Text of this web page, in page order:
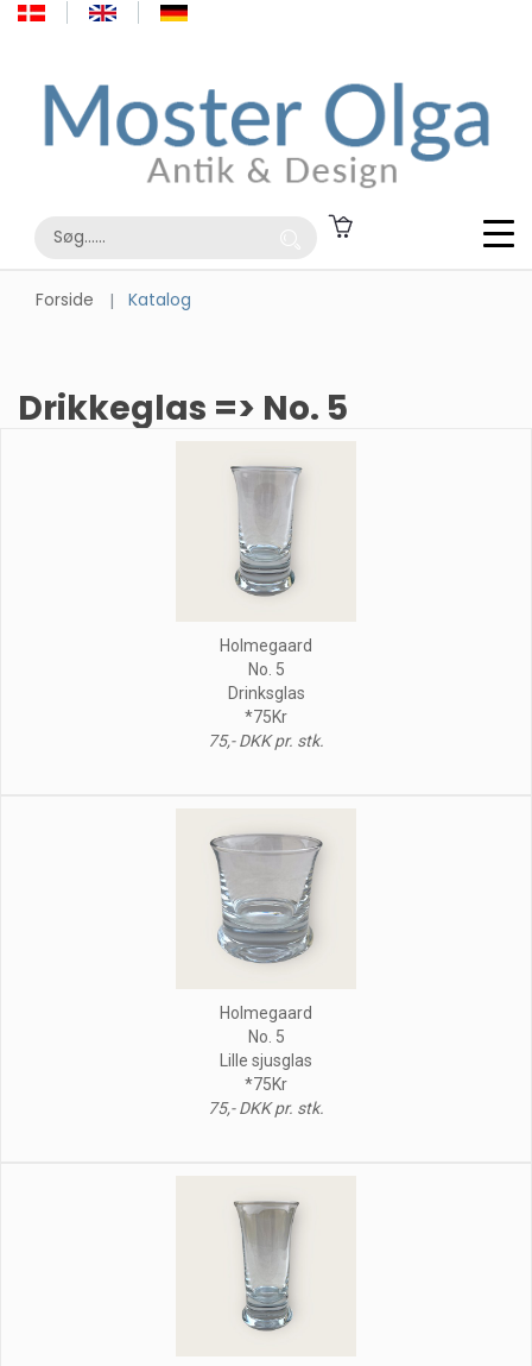
Forside Katalog
Drikkeglas => No. 5
Holmegaard
No. 5
Drinksglas
*75Kr
75,- DKK pr. stk.
Holmegaard
No. 5
Lille sjusglas
*75Kr
75,- DKK pr. stk.